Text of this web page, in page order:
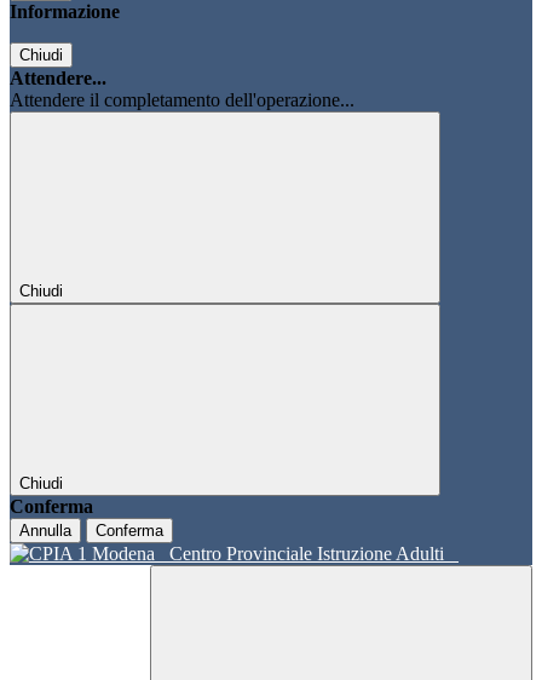
Informazione
Chiudi
Attendere...
Attendere il completamento dell'operazione...
Chiudi
Chiudi
Conferma
Annulla Conferma
Centro Provinciale Istruzione Adulti